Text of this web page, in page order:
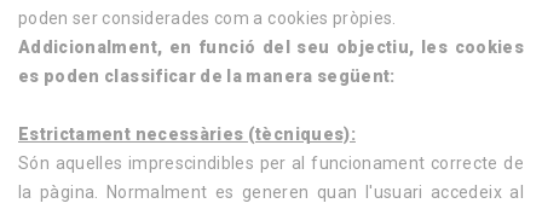
poden ser considerades com a cookies pròpies.
Addicionalment, en funció del seu objectiu, les cookies
es poden classificar de la manera següent:
Estrictament necessàries (tècniques):
Són aquelles imprescindibles per al funcionament correcte de
la pàgina. Normalment es generen quan l'usuari accedeix al